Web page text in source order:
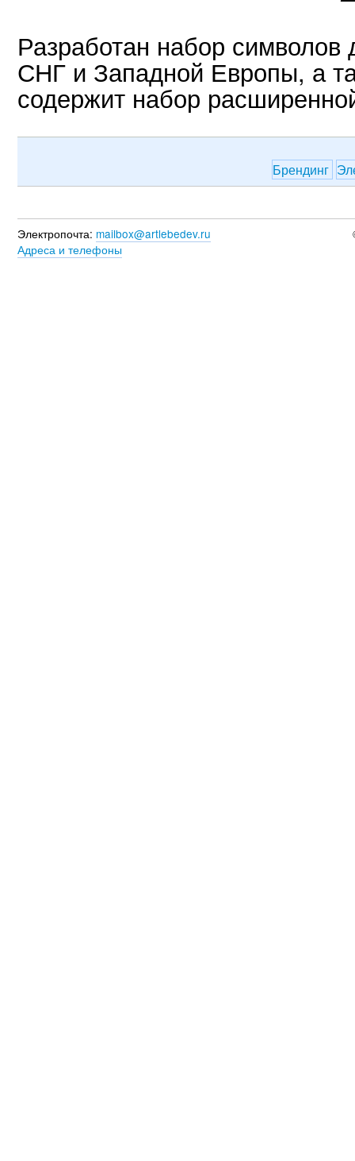
Разработан набор символов
СНГ и Западной Европы, а
содержит набор
Брендинг
Электропочта: mailbox@artlebedev.ru
Адреса и телефоны